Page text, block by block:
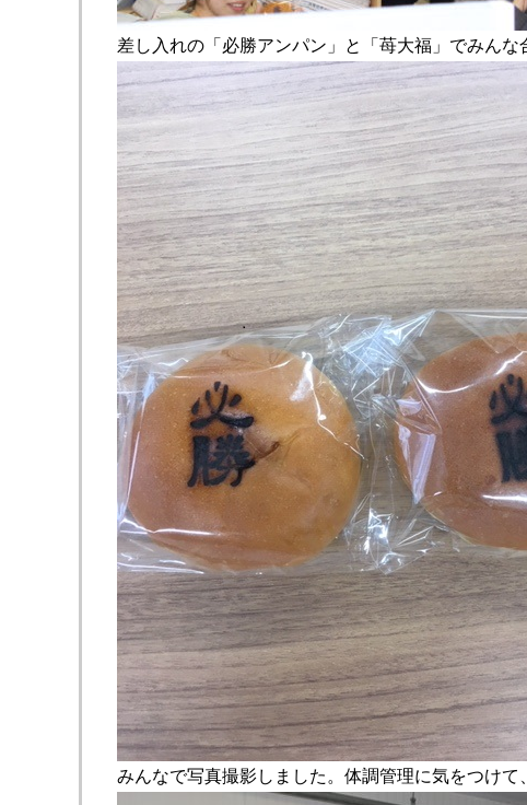
差し入れの「必勝アンパン」と「苺大福」でみんな
みんなで写真撮影しました。体調管理に気をつけて